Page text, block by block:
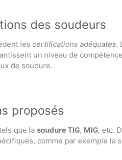
des soudeurs
les certifications adéquates.
un niveau de
de soudure.
proposés
que la soudure TIG, MIG, etc.
comme par exemple la